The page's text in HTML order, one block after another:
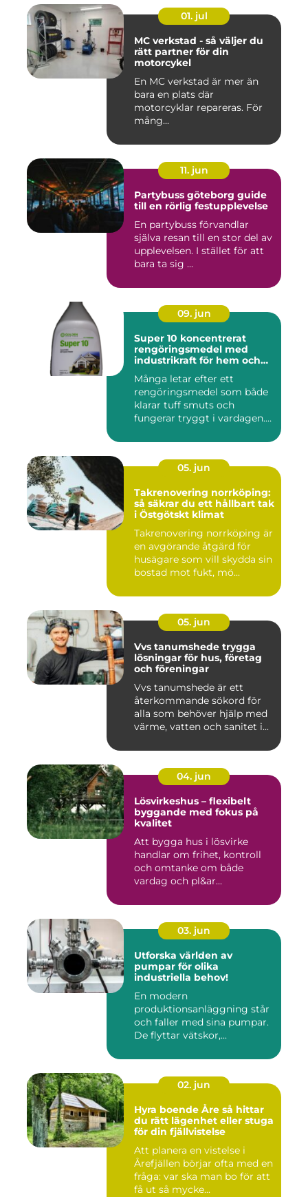
01. jul
MC verkstad - så väljer du
rätt partner för din
motorcykel
En MC verkstad är mer än
bara en plats där
motorcyklar repareras. För
mång...
11. jun
Partybuss göteborg guide
till en rörlig festupplevelse
En partybuss förvandlar
själva resan till en stor del av
upplevelsen. I stället för att
bara ta sig ...
09. jun
Super 10 koncentrerat
rengöringsmedel med
industrikraft för hem och
Många letar efter ett
rengöringsmedel som både
klarar tuff smuts och
fungerar tryggt i vardagen.
05. jun
Takrenovering norrköping:
så säkrar du ett hållbart tak
i Östgötskt klimat
Takrenovering norrköping är
en avgörande åtgärd för
husägare som vill skydda sin
bostad mot fukt, mö...
05. jun
Vvs tanumshede trygga
lösningar för hus, företag
och föreningar
Vvs tanumshede är ett
återkommande sökord för
alla som behöver hjälp med
värme, vatten och sanitet i...
04. jun
Lösvirkeshus – flexibelt
byggande med fokus på
kvalitet
Att bygga hus i lösvirke
handlar om frihet, kontroll
och omtanke om både
vardag och pl&ar...
03. jun
Utforska världen av
pumpar för olika
industriella behov!
En modern
produktionsanläggning står
och faller med sina pumpar.
De flyttar vätskor,...
02. jun
Hyra boende Åre så hittar
du rätt lägenhet eller stuga
för din fjällvistelse
Att planera en vistelse i
Årefjällen börjar ofta med en
fråga: var ska man bo för att
få ut så mycke...